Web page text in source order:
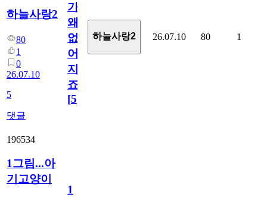
하늘사랑2
80
1
0
26.07.10
5
댓글
가
왜
없
어
지
죠.?
[5]
하늘사랑2 26.07.10 80 1
196534
1그림...아
기고양이
1